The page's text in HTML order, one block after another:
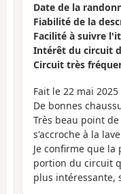
Date de la
Fiabilité de la
Facilité à suivre
Intérêt du circuit
Circuit très
Fait le 22 mai
De bonnes
Très beau point
s'accroche à la
Je confirme que
portion du circuit
plus intéressante,